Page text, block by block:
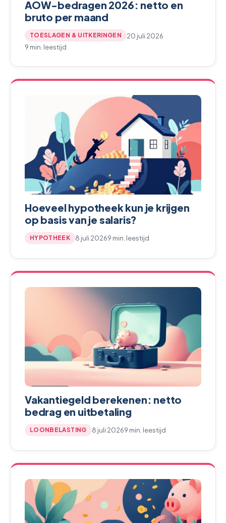
AOW-bedragen 2026: netto en
bruto per maand
TOESLAGEN & UITKERINGEN
20 juli 2026
9 min. leestijd
Hoeveel hypotheek kun je krijgen
op basis van je salaris?
HYPOTHEEK 8 juli 20269 min. leestijd
Vakantiegeld berekenen: netto
bedrag en uitbetaling
LOONBELASTING 8 juli 20269 min. leestijd